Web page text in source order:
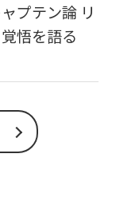
プテン論 リ
悟を語る